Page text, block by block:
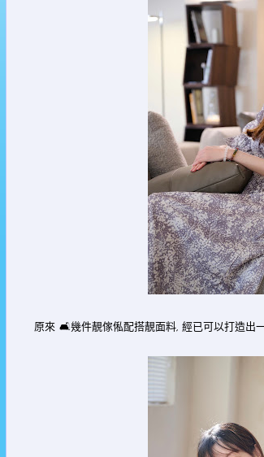
原來 🛋️幾件靚傢俬配搭靚面料, 經已可以打造出